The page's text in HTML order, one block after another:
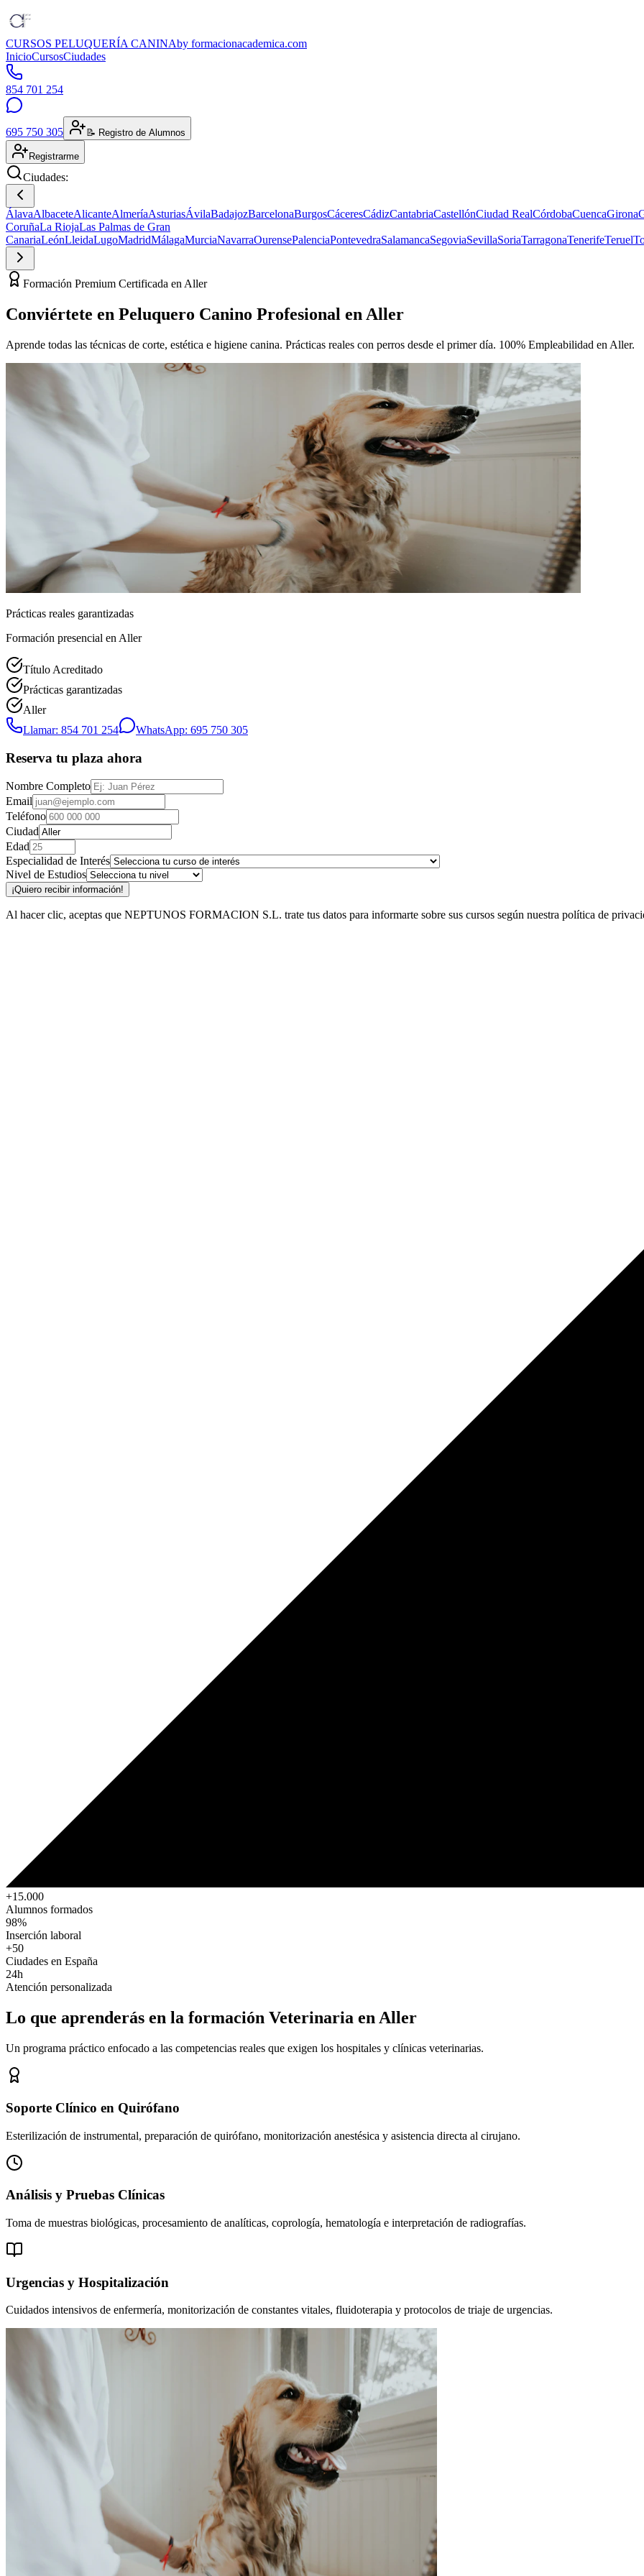
CURSOS PELUQUERÍA CANINAby formacionacademica.com
InicioCursosCiudades
854 701 254
695 750 305 📝 Registro de Alumnos
Registrarme
Ciudades:
ÁlavaAlbaceteAlicanteAlmeríaAsturiasÁvilaBadajozBarcelonaBurgosCáceresCádizCantabriaCastellónCiudad RealCórdobaCuencaGirona
CoruñaLa RiojaLas Palmas de Gran
CanariaLeónLleidaLugoMadridMálagaMurciaNavarraOurensePalenciaPontevedraSalamancaSegoviaSevillaSoriaTarragonaTenerifeTeruel
Formación Premium Certificada en Aller
Conviértete en Peluquero Canino Profesional en Aller
Aprende todas las técnicas de corte, estética e higiene canina. Prácticas reales con perros desde el primer día. 100% Empleabilidad en Aller.
Prácticas reales garantizadas
Formación presencial en Aller
Título Acreditado
Prácticas garantizadas
Aller
Llamar: 854 701 254
WhatsApp: 695 750 305
Reserva tu plaza ahora
Nombre Completo
Email
Teléfono
Ciudad
Edad
Especialidad de Interés
Nivel de Estudios
¡Quiero recibir información!
Al hacer clic, aceptas que NEPTUNOS FORMACION S.L. trate tus datos para informarte sobre sus cursos según nuestra política de
+15.000
Alumnos formados
98%
Inserción laboral
+50
Ciudades en España
24h
Atención personalizada
Lo que aprenderás en la formación Veterinaria en Aller
Un programa práctico enfocado a las competencias reales que exigen los hospitales y clínicas veterinarias.
Soporte Clínico en Quirófano
Esterilización de instrumental, preparación de quirófano, monitorización anestésica y asistencia directa al cirujano.
Análisis y Pruebas Clínicas
Toma de muestras biológicas, procesamiento de analíticas, coprología, hematología e interpretación de radiografías.
Urgencias y Hospitalización
Cuidados intensivos de enfermería, monitorización de constantes vitales, fluidoterapia y protocolos de triaje de urgencias.